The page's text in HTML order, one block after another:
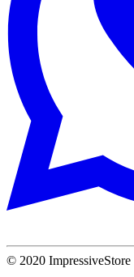
© 2020 ImpressiveStore